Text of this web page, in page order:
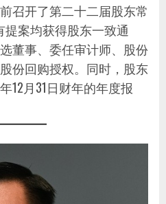
召开了第二十二届股东常
提案均获得股东一致通
董事、委任审计师、股份
份回购授权。同时，股东
12月31日财年的年度报